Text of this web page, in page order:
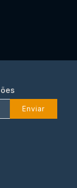
Enviar